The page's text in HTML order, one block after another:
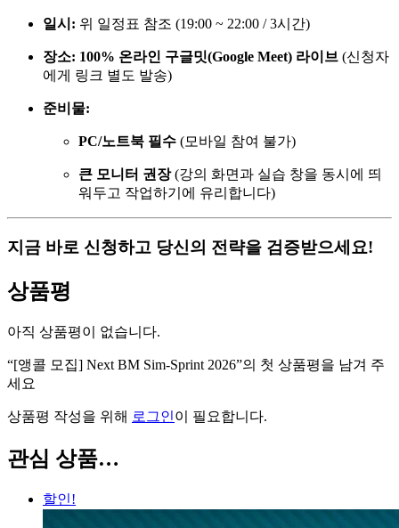
일시: 위 일정표 참조 (19:00 ~ 22:00 / 3시간)
장소: 100% 온라인 구글밋(Google Meet) 라이브 (신청자
에게 링크 별도 발송)
준비물:
PC/노트북 필수 (모바일 참여 불가)
큰 모니터 권장(강의 화면과 실습 창을 동시에 띄
워두고 작업하기에 유리합니다)
지금 바로 신청하고 당신의 전략을 검증받으세요!
상품평
아직 상품평이 없습니다.
“[앵콜 모집] Next BM Sim-Sprint 2026”의 첫 상품평을 남겨 주
세요
상품평 작성을 위해 로그인이 필요합니다.
관심 상품…
할인!